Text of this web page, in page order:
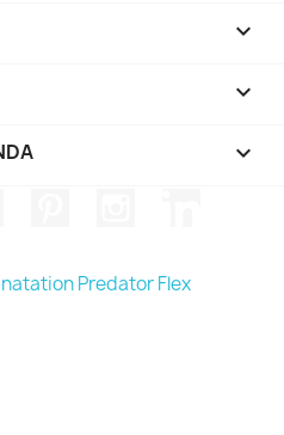


keyboard_arrow_down
natation Predator Flex